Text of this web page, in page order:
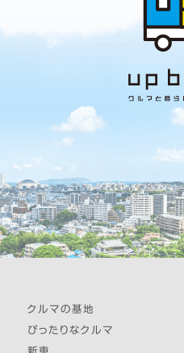
クルマの基地
ぴったりなクルマ